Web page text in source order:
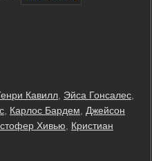
Кавилл Эйса Гонсалес
Карлос Бардем
Джейсон
Хивью
Кристиан